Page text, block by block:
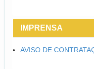
IMPRENSA
AVISO DE